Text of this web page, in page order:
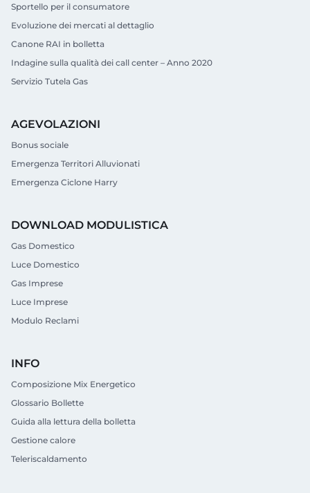
Sportello per il consumatore
Evoluzione dei mercati al dettaglio
Canone RAI in bolletta
Indagine sulla qualità dei call center – Anno 2020
Servizio Tutela Gas
AGEVOLAZIONI
Bonus sociale
Emergenza Territori Alluvionati
Emergenza Ciclone Harry
DOWNLOAD MODULISTICA
Gas Domestico
Luce Domestico
Gas Imprese
Luce Imprese
Modulo Reclami
INFO
Composizione Mix Energetico
Glossario Bollette
Guida alla lettura della bolletta
Gestione calore
Teleriscaldamento